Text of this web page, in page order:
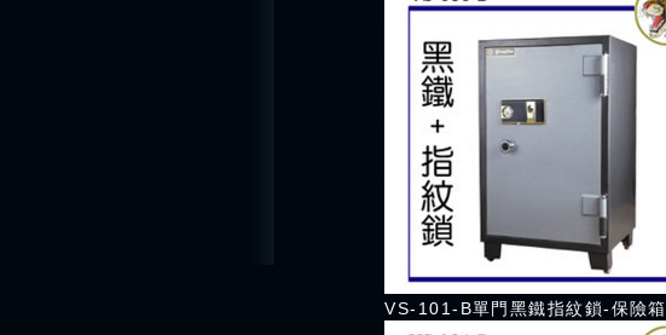
VS-101-B單門黑鐵指紋鎖-保險箱